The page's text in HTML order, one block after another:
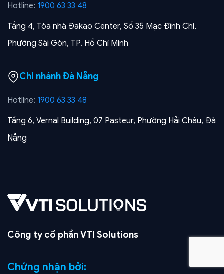
Hotline: 1900 63 33 48
Tầng 4, Tòa nhà Đakao Center, Số 35 Mạc Đĩnh Chi,
Phường Sài Gòn, TP. Hồ Chí Minh
Chi nhánh Đà Nẵng
Hotline: 1900 63 33 48
Tầng 6, Vernal Building, 07 Pasteur, Phường Hải Châu, Đà
Nẵng
Công ty cổ phần VTI Solutions
Chứng nhận bởi: